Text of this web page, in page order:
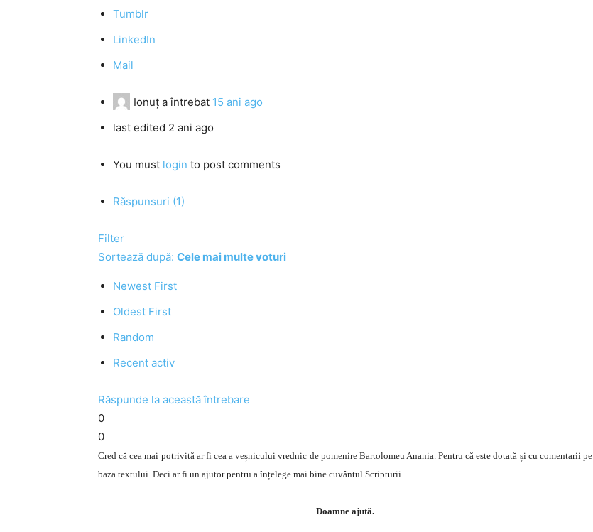
Tumblr
LinkedIn
Mail
Ionuț a întrebat 15 ani ago
last edited 2 ani ago
You must login to post comments
Răspunsuri (1)
Filter
Sortează după: Cele mai multe voturi
Newest First
Oldest First
Random
Recent activ
Răspunde la această întrebare
0
0
Cred că cea mai potrivită ar fi cea a veșnicului vrednic de pomenire Bartolomeu Anania. Pentru că este dotată și cu comentarii pe
baza textului. Deci ar fi un ajutor pentru a înțelege mai bine cuvântul Scripturii.
Doamne ajută.